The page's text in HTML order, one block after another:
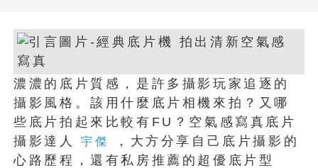
濃濃的底片質感，是許多攝影玩家追逐的
攝影風格。該用什麼底片相機來拍？又哪
些底片拍起來比較有FU？空氣感寫真底片
攝影達人宇傑
，大方分享自己底片攝影的
心路歷程，還有私房推薦的超優底片型